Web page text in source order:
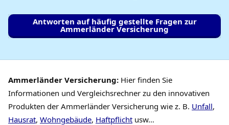
Antworten auf häufig gestellte Fragen zur
Ammerländer Versicherung
Ammerländer Versicherung: Hier finden Sie
Informationen und Vergleichsrechner zu den innovativen
Produkten der Ammerländer Versicherung wie z. B. Unfall,
Hausrat, Wohngebäude, Haftpflicht usw…